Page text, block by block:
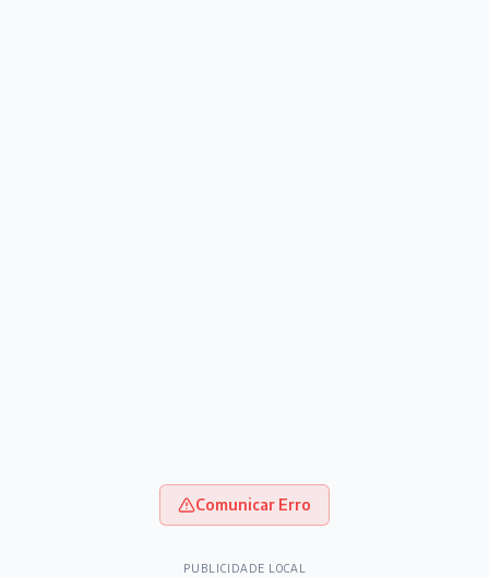
Comunicar Erro
PUBLICIDADE LOCAL